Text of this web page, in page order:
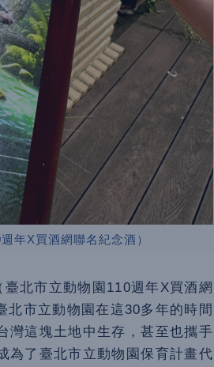
年X買酒網聯名紀念酒）
北市立動物園110週年X買酒網
北市立動物園在這30多年的時間
灣這塊土地中生存，甚至也攜手
為了臺北市立動物園保育計畫代